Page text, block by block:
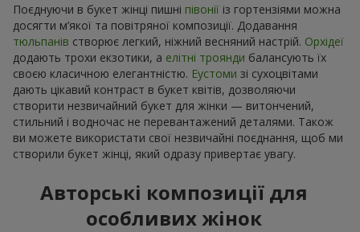
Поєднуючи в букет жінці пишні півонії із гортензіями можна
досягти м’якої та повітряної композиції. Додавання
тюльпанів створює легкий, ніжний весняний настрій. Орхідеї
додають трохи екзотики, а елітні троянди балансують їх
своєю класичною елегантністю. Еустоми зі сухоцвітами
дають цікавий контраст в букет квітів, дозволяючи
створити незвичайний букет для жінки — витончений,
стильний і водночас не перевантажений деталями. Також
ви можете використати свої незвичайні поєднання, щоб ми
створили букет жінці, який одразу привертає увагу.
Авторські композиції для
особливих жінок